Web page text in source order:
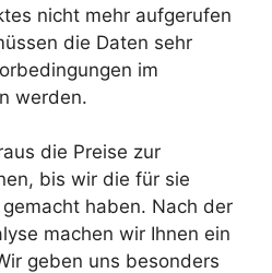
nicht mehr aufgerufen
die Daten sehr
im
werden.
die Preise zur
bis wir die für sie
haben. Nach der
machen wir Ihnen ein
geben uns besonders